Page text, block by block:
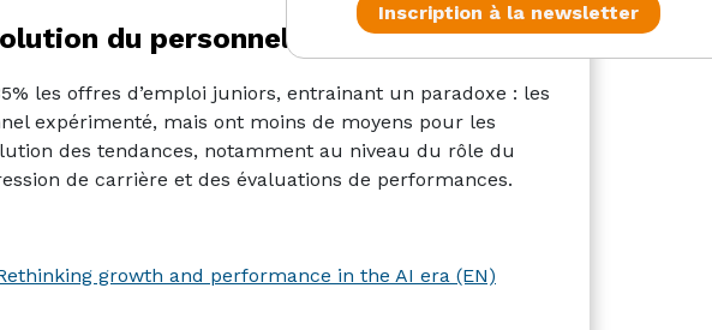
Inscription à la newsletter
du personnel
les offres d’emploi juniors, entrainant un paradoxe : les
expérimenté, mais ont moins de moyens pour les
des tendances, notamment au niveau du rôle du
de carrière et des évaluations de performances.
growth and performance in the AI era (EN)